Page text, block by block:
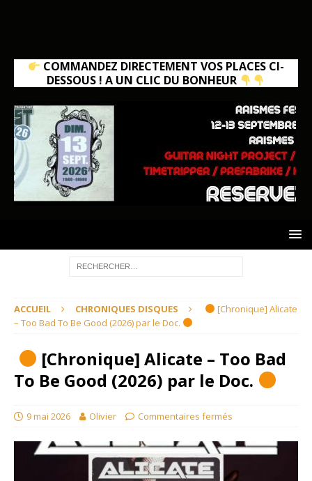
COMMANDEZ DIRECTEMENT VOS PLACES CI-
DESSOUS ! A UN CLIC DU BONHEUR
ACCUEIL CHRONIQUES DISQUES
[Chronique] Alicate
– Too Bad To Be Good (2026) par le Doc.
[Chronique] Alicate – Too Bad
To Be Good (2026) par le Doc.
9 mai 2026 Olivier Commentaires fermés